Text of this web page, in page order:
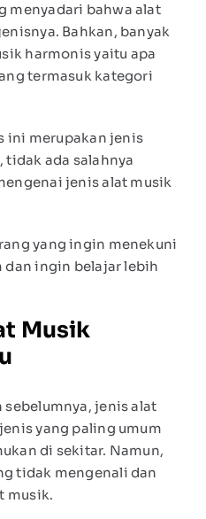
menyadari bahwa alat
Bahkan, banyak
harmonis yaitu apa
termasuk kategori
ini merupakan jenis
tidak ada salahnya
jenis alat musik
yang ingin menekuni
dan ingin belajar lebih
Musik
jenis alat
yang paling umum
di sekitar. Namun,
tidak mengenali dan
musik.